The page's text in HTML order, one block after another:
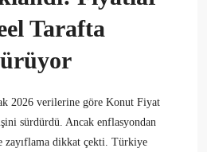
Tarafta
2026 verilerine göre Konut Fiyat
sürdürdü. Ancak enflasyondan
zayıflama dikkat çekti. Türkiye